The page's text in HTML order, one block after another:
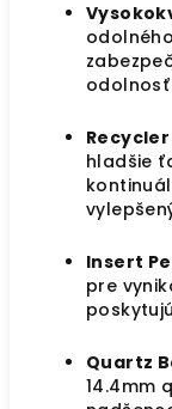
hladšie
Insert
pre
Quartz
14.4mm